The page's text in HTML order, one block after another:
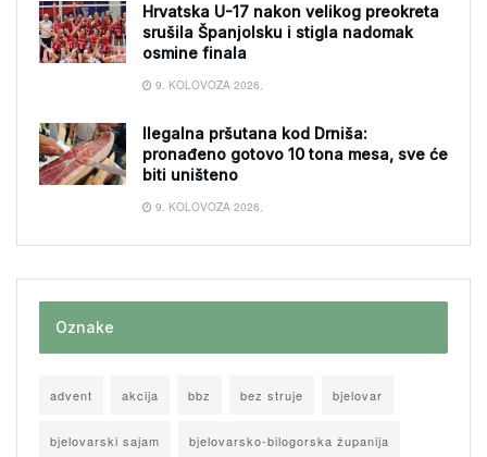
Hrvatska U-17 nakon velikog preokreta
srušila Španjolsku i stigla nadomak
osmine finala
9. KOLOVOZA 2026.
Ilegalna pršutana kod Drniša:
pronađeno gotovo 10 tona mesa, sve će
biti uništeno
9. KOLOVOZA 2026.
Oznake
advent akcija bbz bez struje bjelovar
bjelovarski sajam bjelovarsko-bilogorska županija